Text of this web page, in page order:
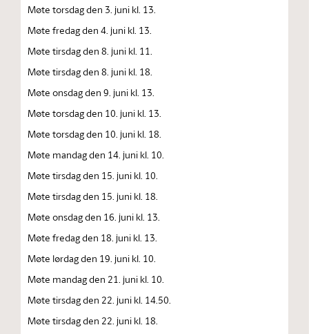
Møte torsdag den 3. juni kl. 13.
Møte fredag den 4. juni kl. 13.
Møte tirsdag den 8. juni kl. 11.
Møte tirsdag den 8. juni kl. 18.
Møte onsdag den 9. juni kl. 13.
Møte torsdag den 10. juni kl. 13.
Møte torsdag den 10. juni kl. 18.
Møte mandag den 14. juni kl. 10.
Møte tirsdag den 15. juni kl. 10.
Møte tirsdag den 15. juni kl. 18.
Møte onsdag den 16. juni kl. 13.
Møte fredag den 18. juni kl. 13.
Møte lørdag den 19. juni kl. 10.
Møte mandag den 21. juni kl. 10.
Møte tirsdag den 22. juni kl. 14.50.
Møte tirsdag den 22. juni kl. 18.